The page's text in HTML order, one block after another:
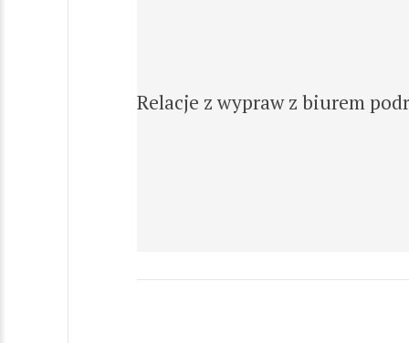
Relacje z wypraw z biurem